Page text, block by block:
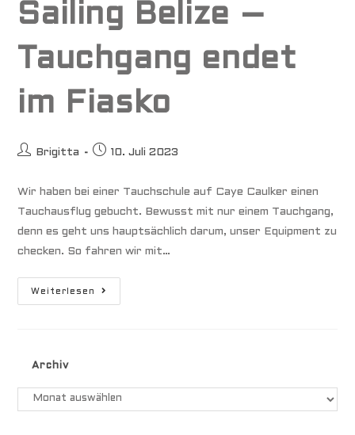
Sailing Belize –
Tauchgang endet
im Fiasko
Beitrags-
Brigitta
Beitrag
10. Juli 2023
Wir haben bei einer Tauchschule auf Caye Caulker einen
Tauchausflug gebucht. Bewusst mit nur einem Tauchgang,
denn es geht uns hauptsächlich darum, unser Equipment zu
checken. So fahren wir mit…
Weiterlesen
Sailing
Archiv
Archiv